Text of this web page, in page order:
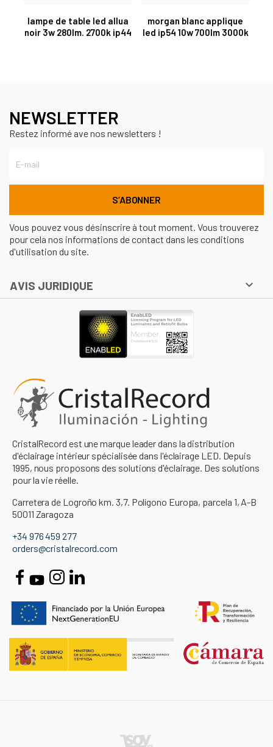
lampe de table led allua
noir 3w 280lm. 2700k ip44
morgan blanc applique
led ip54 10w 700lm 3000k
NEWSLETTER
Restez informé ave nos newsletters !
Vous pouvez vous désinscrire à tout moment. Vous trouverez
pour cela nos informations de contact dans les conditions
d'utilisation du site.
AVIS JURIDIQUE 
CristalRecord est une marque leader dans la distribution
d'éclairage intérieur spécialisée dans l'éclairage LED. Depuis
1995, nous proposons des solutions d'éclairage. Des solutions
pour la vie réelle.
Carretera de Logroño km. 3,7. Polígono Europa, parcela 1, A-B
50011 Zaragoza
+34 976 459 277
orders@cristalrecord.com